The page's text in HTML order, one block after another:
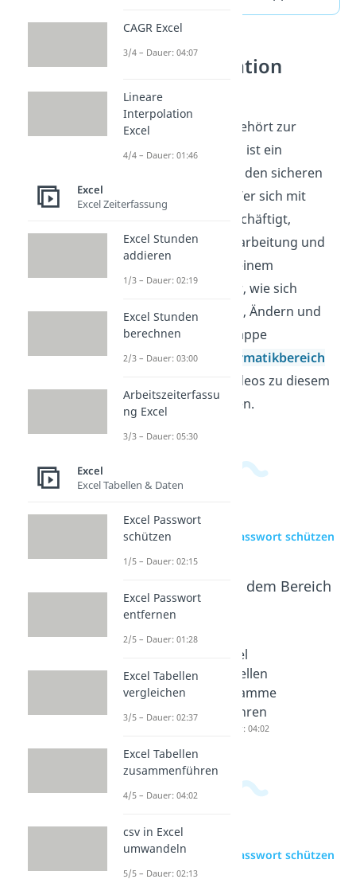
Tabellenkalkulation
verstehen
Excel Passwortschutz gehört zur
Tabellenkalkulation und ist ein
typisches Werkzeug für den sicheren
Umgang mit Dateien. Wer sich mit
Tabellenkalkulation beschäftigt,
arbeitet mit Aufbau, Bearbeitung und
Schutz von Tabellen in einem
Programm. So wird klar, wie sich
Funktionen zum Öffnen, Ändern und
Sichern einer Arbeitsmappe
unterscheiden. Im
Informatikbereich
findest du passende Videos zu diesem
und verwandten Themen.
zur Videoseite: Excel Passwort schützen
Beliebte Inhalte aus dem Bereich
Passwort
entferne
n
Tabellen
vergleich
en
Excel
Tabellen
zusamme
nführen
Dauer: 04:02
zur Videoseite: Excel Passwort schützen
CAGR Excel
3/4 – Dauer: 04:07
Lineare
Interpolation
Excel
4/4 – Dauer: 01:46
Excel
Excel Zeiterfassung
Excel Stunden
addieren
1/3 – Dauer: 02:19
Excel Stunden
berechnen
2/3 – Dauer: 03:00
Arbeitszeiterfassu
ng Excel
3/3 – Dauer: 05:30
Excel
Excel Tabellen & Daten
Excel Passwort
schützen
1/5 – Dauer: 02:15
Excel Passwort
entfernen
2/5 – Dauer: 01:28
Excel Tabellen
vergleichen
3/5 – Dauer: 02:37
Excel Tabellen
zusammenführen
4/5 – Dauer: 04:02
csv in Excel
umwandeln
5/5 – Dauer: 02:13